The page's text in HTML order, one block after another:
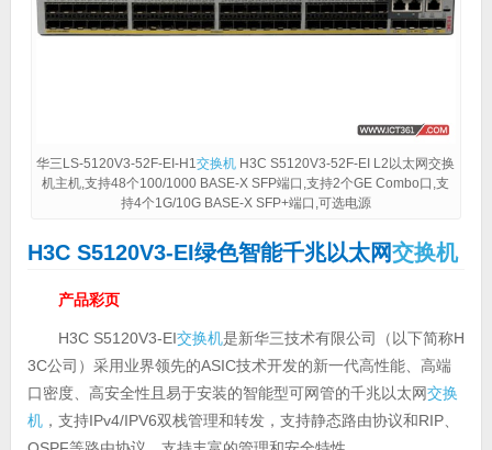
华三LS-5120V3-52F-EI-H1交换机 H3C S5120V3-52F-EI L2以太网交换
机主机,支持48个100/1000 BASE-X SFP端口,支持2个GE Combo口,支
持4个1G/10G BASE-X SFP+端口,可选电源
H3C S5120V3-EI绿色智能千兆以太网交换机
产品彩页
H3C S5120V3-EI交换机是新华三技术有限公司（以下简称H
3C公司）采用业界领先的ASIC技术开发的新一代高性能、高端
口密度、高安全性且易于安装的智能型可网管的千兆以太网交换
机，支持IPv4/IPV6双栈管理和转发，支持静态路由协议和RIP、